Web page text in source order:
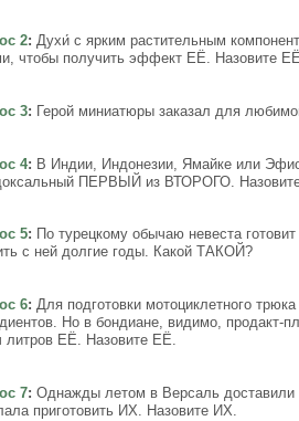
2: Духи́ с ярким растительным
чтобы получить эффект ЕЁ. Назовите
3: Герой миниатюры заказал для
4: В Индии, Индонезии, Ямайке или
ПЕРВЫЙ из ВТОРОГО.
5: По турецкому обычаю невеста
с ней долгие годы. Какой ТАКОЙ?
6: Для подготовки мотоциклетного
Но в бондиане, видимо, продакт-
литров ЕЁ. Назовите ЕЁ.
7: Однажды летом в Версаль доставили
приготовить ИХ. Назовите ИХ.